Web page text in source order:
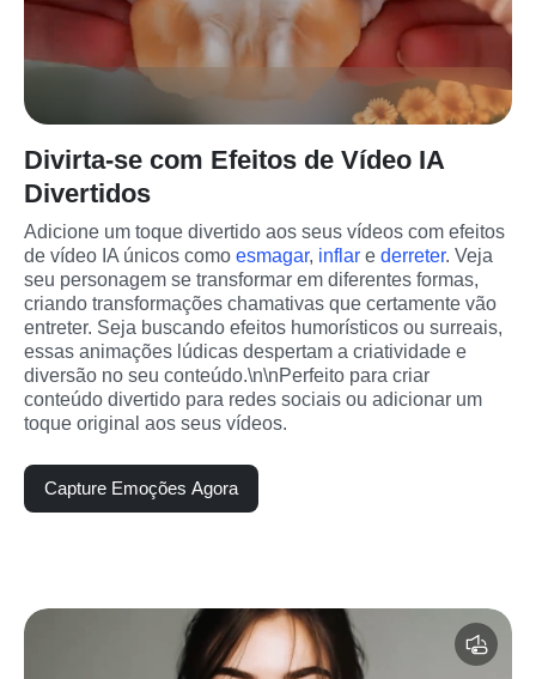
Divirta-se com Efeitos de Vídeo IA
Divertidos
Adicione um toque divertido aos seus vídeos com efeitos
de vídeo IA únicos como esmagar, inflar e derreter. Veja
seu personagem se transformar em diferentes formas,
criando transformações chamativas que certamente vão
entreter. Seja buscando efeitos humorísticos ou surreais,
essas animações lúdicas despertam a criatividade e
diversão no seu conteúdo.\n\nPerfeito para criar
conteúdo divertido para redes sociais ou adicionar um
toque original aos seus vídeos.
Capture Emoções Agora